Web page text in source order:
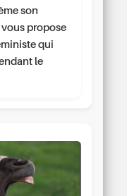
son
propose
qui
le